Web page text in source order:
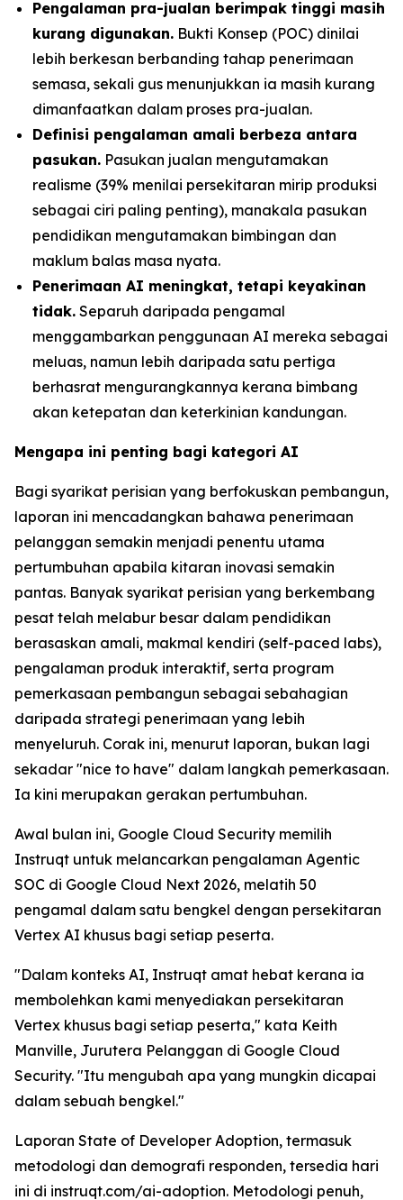
Pengalaman pra-jualan berimpak tinggi masih
kurang digunakan. Bukti Konsep (POC) dinilai
lebih berkesan berbanding tahap penerimaan
semasa, sekali gus menunjukkan ia masih kurang
dimanfaatkan dalam proses pra-jualan.
Definisi pengalaman amali berbeza antara
pasukan. Pasukan jualan mengutamakan
realisme (39% menilai persekitaran mirip produksi
sebagai ciri paling penting), manakala pasukan
pendidikan mengutamakan bimbingan dan
maklum balas masa nyata.
Penerimaan AI meningkat, tetapi keyakinan
tidak. Separuh daripada pengamal
menggambarkan penggunaan AI mereka sebagai
meluas, namun lebih daripada satu pertiga
berhasrat mengurangkannya kerana bimbang
akan ketepatan dan keterkinian kandungan.
Mengapa ini penting bagi kategori AI
Bagi syarikat perisian yang berfokuskan pembangun,
laporan ini mencadangkan bahawa penerimaan
pelanggan semakin menjadi penentu utama
pertumbuhan apabila kitaran inovasi semakin
pantas. Banyak syarikat perisian yang berkembang
pesat telah melabur besar dalam pendidikan
berasaskan amali, makmal kendiri (self-paced labs),
pengalaman produk interaktif, serta program
pemerkasaan pembangun sebagai sebahagian
daripada strategi penerimaan yang lebih
menyeluruh. Corak ini, menurut laporan, bukan lagi
sekadar "nice to have" dalam langkah pemerkasaan.
Ia kini merupakan gerakan pertumbuhan.
Awal bulan ini, Google Cloud Security memilih
Instruqt untuk melancarkan pengalaman Agentic
SOC di Google Cloud Next 2026, melatih 50
pengamal dalam satu bengkel dengan persekitaran
Vertex AI khusus bagi setiap peserta.
"Dalam konteks AI, Instruqt amat hebat kerana ia
membolehkan kami menyediakan persekitaran
Vertex khusus bagi setiap peserta," kata Keith
Manville, Jurutera Pelanggan di Google Cloud
Security. "Itu mengubah apa yang mungkin dicapai
dalam sebuah bengkel."
Laporan State of Developer Adoption, termasuk
metodologi dan demografi responden, tersedia hari
ini di instruqt.com/ai-adoption. Metodologi penuh,